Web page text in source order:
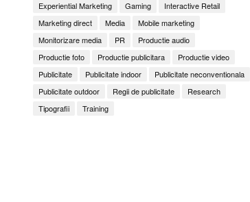
Experiential Marketing
Gaming
Interactive Retail
Marketing direct
Media
Mobile marketing
Monitorizare media
PR
Productie audio
Productie foto
Productie publicitara
Productie video
Publicitate
Publicitate indoor
Publicitate neconventionala
Publicitate outdoor
Regii de publicitate
Research
Tipografii
Training